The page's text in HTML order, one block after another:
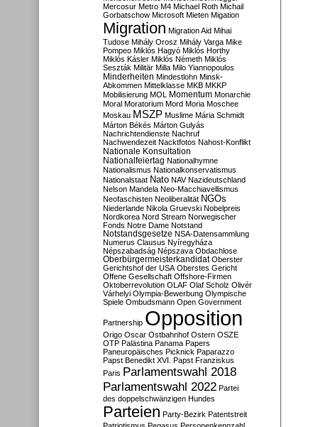
Mercosur Metro M4 Michael Roth Michail
Gorbatschow Microsoft Mieten Migation
Migration Migration Aid Mihai
Tudose Mihály Orosz Mihály Varga Mike
Pompeo Miklós Hagyó Miklós Horthy
Miklós Kásler Miklós Németh Miklós
Seszták Militär Milla Milo Yiannopoulos
Minderheiten Mindestlohn Minsk-
Abkommen Mittelklasse MKB MKKP
Mobilisierung MOL Momentum Monarchie
Moral Moratorium Mord Moria Moschee
Moskau MSZP Muslime Mária Schmidt
Márton Békés Márton Gulyás
Nachrichtendienste Nachruf
Nachwendezeit Nacktfotos Nahost-Konflikt
Nationale Konsultation
Nationalfeiertag Nationalhymne
Nationalismus Nationalkonservatismus
Nationalstaat Nato NAV Nazideutschland
Nelson Mandela Neo-Macchiavellismus
Neofaschisten Neoliberalität NGOs
Niederlande Nikola Gruevski Nobelpreis
Nordkorea Nord Stream Norwegischer
Fonds Notre Dame Notstand
Notstandsgesetze NSA-Datensammlung
Numerus Clausus Nyíregyháza
Népszabadság Népszava Obdachlose
Oberbürgermeisterkandidat Oberster
Gerichtshof der USA Oberstes Gericht
Offene Gesellschaft Offshore-Firmen
Oktoberrevolution OLAF Olaf Scholz Olivér
Várhelyi Olympia-Bewerbung Olympische
Spiele Ombudsmann Open Government
Partnership Opposition
Origo Oscar Ostbahnhof Ostern OSZE
OTP Palästina Panama Papers
Paneuropäisches Picknick Paparazzo
Papst Benedikt XVI. Papst Franziskus
Paris Parlamentswahl 2018
Parlamentswahl 2022 Partei
des doppelschwänzigen Hundes
Parteien Party-Bezirk Patentstreit